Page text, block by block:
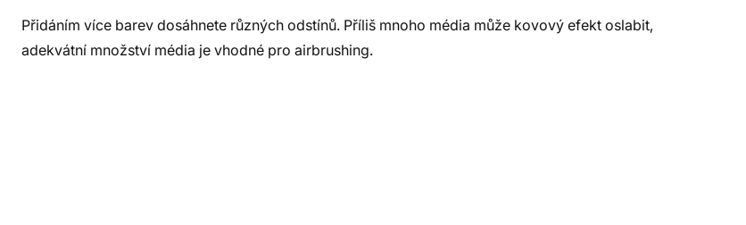
Přidáním více barev dosáhnete různých odstínů. Příliš mnoho média může kovový efekt oslabit,
adekvátní množství média je vhodné pro airbrushing.